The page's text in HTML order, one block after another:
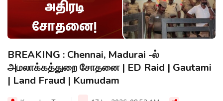
BREAKING : Chennai, Madurai -ல்
அமலாக்கத்துறை சோதனை | ED Raid | Gautami
| Land Fraud | Kumudam